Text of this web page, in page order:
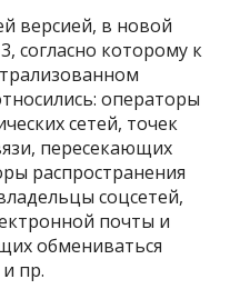
версией, в новой
согласно которому к
операторы
сетей, точек
пересекающих
распространения
соцсетей,
почты и
обмениваться
пр.